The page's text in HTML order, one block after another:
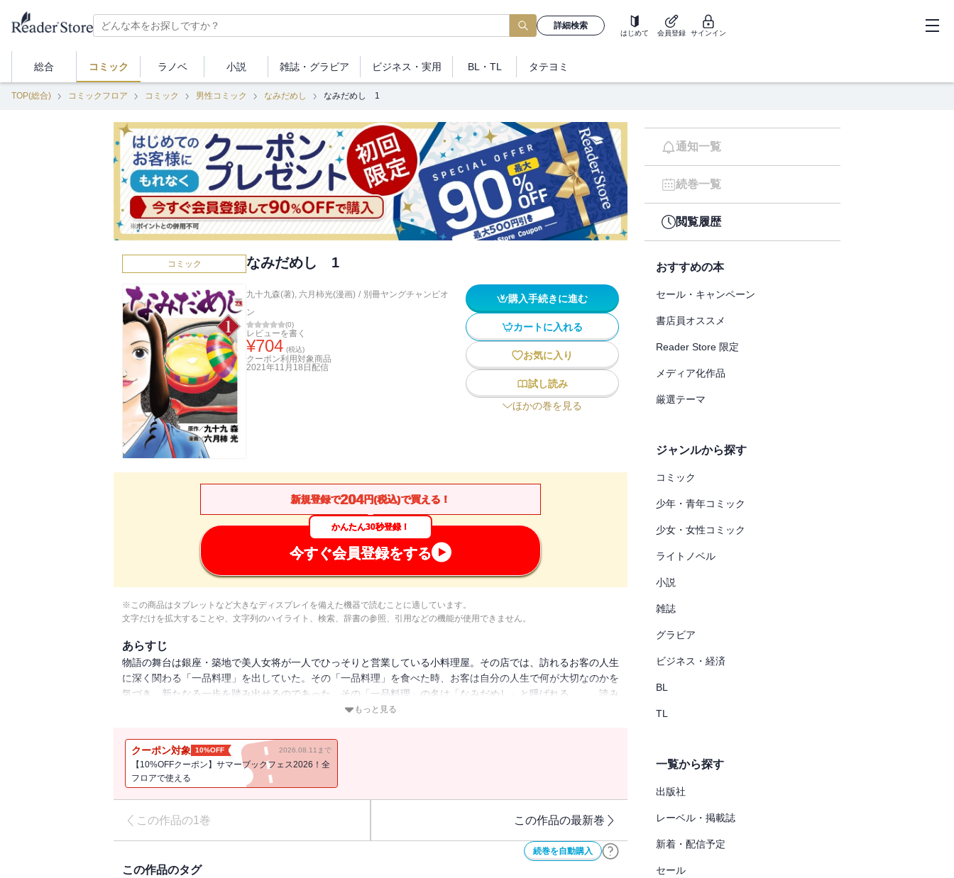
詳細検索
はじめて 会員登録 サインイン
総合 コミック ラノベ 小説 雑誌・ グラビア ビジネス ・実用 BL・TL タテヨミ
TOP(総合) コミックフロア コミック 男性コミック なみだめし なみだめし 1
コミック なみだめし 1
九十九森(著), 六月柿光(漫画) / 別冊ヤングチャンピオ
ン
(0)
レビューを書く
¥704 (税込)
クーポン利用対象商品
2021年11月18日 配信
購入手続きに進む
カートに入れる
お気に入り
試し読み
ほかの巻を見る
新規登録で204円(税込)で買える！
かんたん30秒登録！
今すぐ会員登録をする
※この商品はタブレットなど大きなディスプレイを備えた機器で読むことに適しています。
文字だけを拡大することや、文字列のハイライト、検索、辞書の参照、引用などの機能が使用できません。
あらすじ
物語の舞台は銀座・築地で美人女将が一人でひっそりと営業している小料理屋。その店では、訪れるお客の人生
に深く関わる「一品料理」を出していた。その「一品料理」を食べた時、お客は自分の人生で何が大切なのかを
気づき、新たなる一歩を踏み出せるのであった。その「一品料理」の名は「なみだめし」と呼ばれる……。読み
切り形式でおくる“泣かせの食ドラマ”。懐かしき味と忘れじの想い。読むと温かい泪で冷えた心が満たされま
もっと見る
クーポン対象 10%OFF 2026.08.11まで
【10%OFFクーポン】サマーブックフェス2026！全
フロアで使える
この作品の1巻 この作品の最新巻
続巻を自動購入
この作品のタグ
通知一覧
続巻一覧
閲覧履歴
おすすめの本
セール・キャンペーン
書店員オススメ
Reader Store 限定
メディア化作品
厳選テーマ
ジャンルから探す
コミック
少年・青年コミック
少女・女性コミック
ライトノベル
小説
雑誌
グラビア
ビジネス・経済
BL
TL
一覧から探す
出版社
レーベル・掲載誌
新着・配信予定
セール